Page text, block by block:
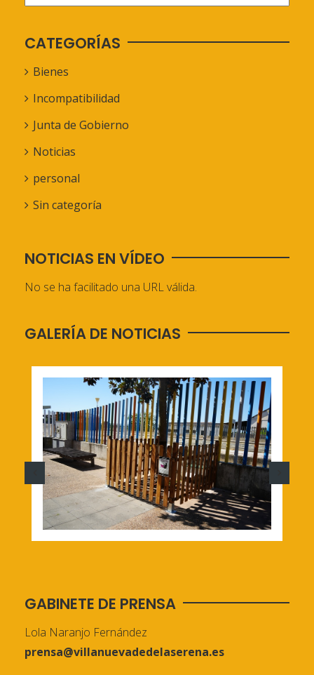
CATEGORÍAS
Bienes
Incompatibilidad
Junta de Gobierno
Noticias
personal
Sin categoría
NOTICIAS EN VÍDEO
No se ha facilitado una URL válida.
GALERÍA DE NOTICIAS
GABINETE DE PRENSA
Lola Naranjo Fernández
prensa@villanuevadedelaserena.es